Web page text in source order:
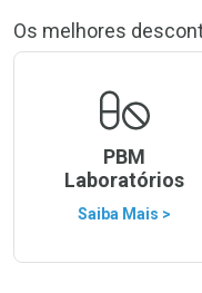
Os melhores
PBM
Laboratórios
Saiba Mais >